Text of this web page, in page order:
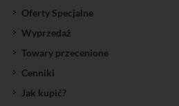
Oferty Specjalne
Wyprzedaż
Towary przecenione
Cenniki
Jak kupić?